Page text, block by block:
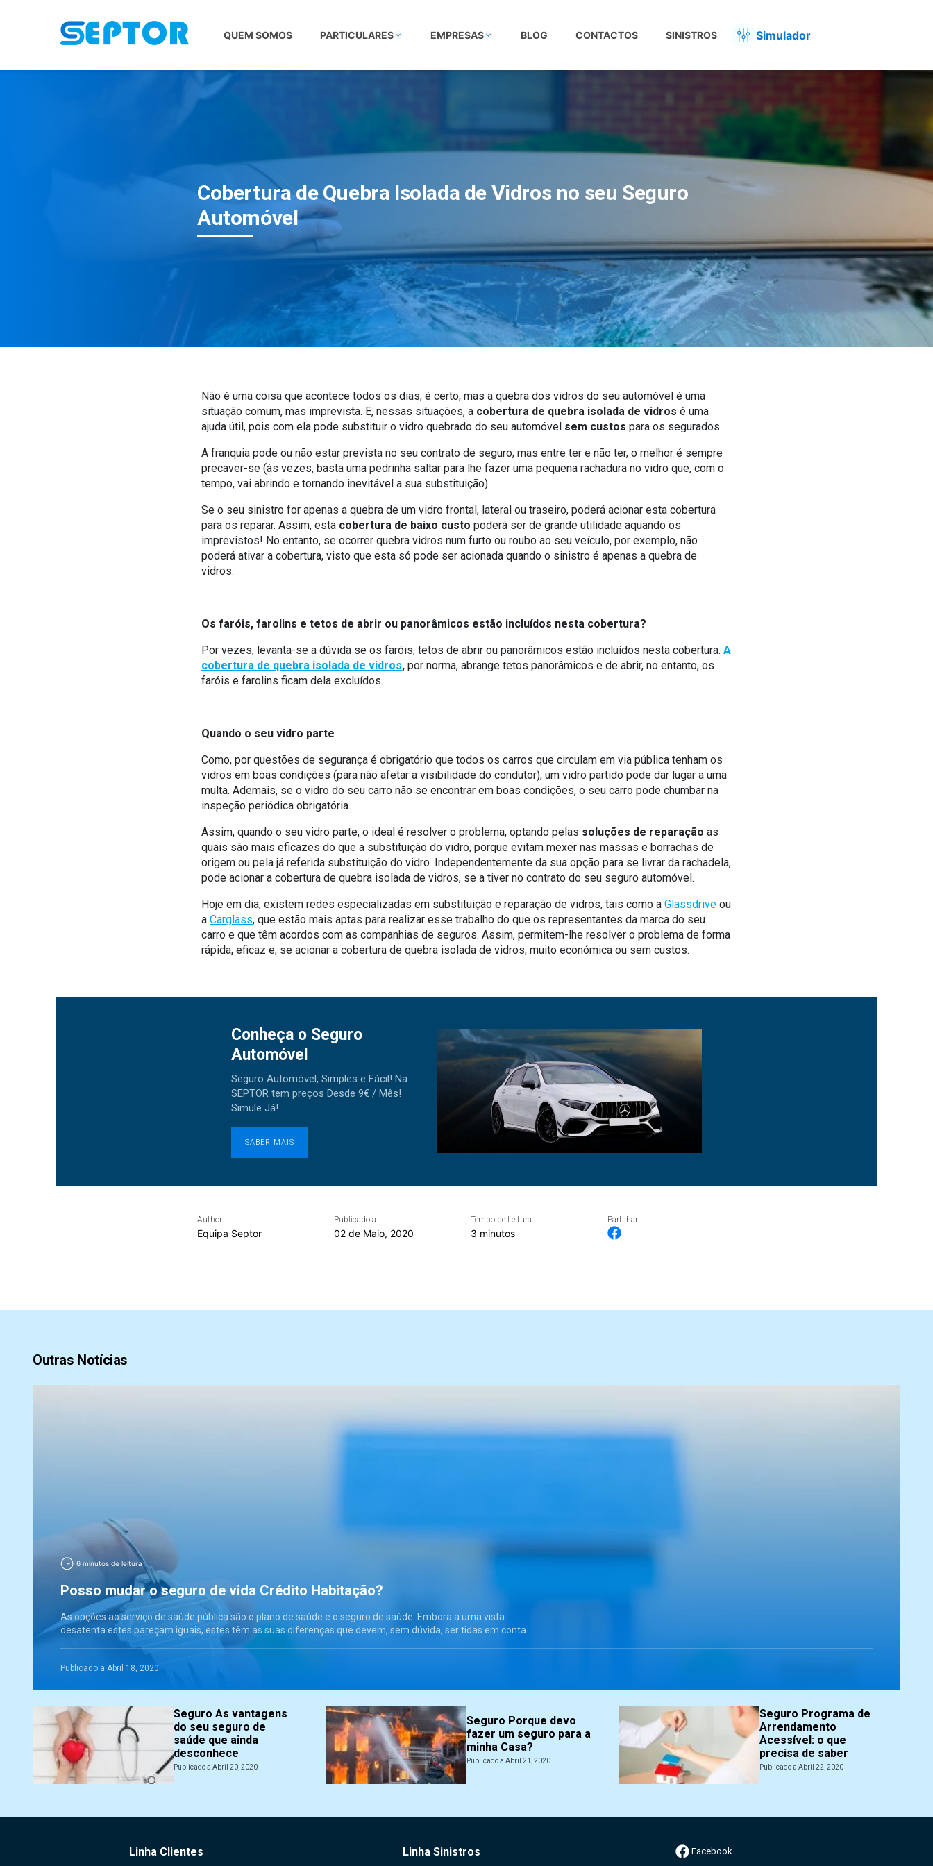
QUEM SOMOS PARTICULARES EMPRESAS BLOG CONTACTOS SINISTROS Simulador
Cobertura de Quebra Isolada de Vidros no seu Seguro
Automóvel
Não é uma coisa que acontece todos os dias, é certo, mas a quebra dos vidros do seu automóvel é uma
situação comum, mas imprevista. E, nessas situações, a cobertura de quebra isolada de vidros é uma
ajuda útil, pois com ela pode substituir o vidro quebrado do seu automóvel sem custos para os segurados.
A franquia pode ou não estar prevista no seu contrato de seguro, mas entre ter e não ter, o melhor é sempre
precaver-se (às vezes, basta uma pedrinha saltar para lhe fazer uma pequena rachadura no vidro que, com o
tempo, vai abrindo e tornando inevitável a sua substituição).
Se o seu sinistro for apenas a quebra de um vidro frontal, lateral ou traseiro, poderá acionar esta cobertura
para os reparar. Assim, esta cobertura de baixo custo poderá ser de grande utilidade aquando os
imprevistos! No entanto, se ocorrer quebra vidros num furto ou roubo ao seu veículo, por exemplo, não
poderá ativar a cobertura, visto que esta só pode ser acionada quando o sinistro é apenas a quebra de
vidros.
Os faróis, farolins e tetos de abrir ou panorâmicos estão incluídos nesta cobertura?
Por vezes, levanta-se a dúvida se os faróis, tetos de abrir ou panorâmicos estão incluídos nesta cobertura. A
cobertura de quebra isolada de vidros, por norma, abrange tetos panorâmicos e de abrir, no entanto, os
faróis e farolins ficam dela excluídos.
Quando o seu vidro parte
Como, por questões de segurança é obrigatório que todos os carros que circulam em via pública tenham os
vidros em boas condições (para não afetar a visibilidade do condutor), um vidro partido pode dar lugar a uma
multa. Ademais, se o vidro do seu carro não se encontrar em boas condições, o seu carro pode chumbar na
inspeção periódica obrigatória.
Assim, quando o seu vidro parte, o ideal é resolver o problema, optando pelas soluções de reparação as
quais são mais eficazes do que a substituição do vidro, porque evitam mexer nas massas e borrachas de
origem ou pela já referida substituição do vidro. Independentemente da sua opção para se livrar da rachadela,
pode acionar a cobertura de quebra isolada de vidros, se a tiver no contrato do seu seguro automóvel.
Hoje em dia, existem redes especializadas em substituição e reparação de vidros, tais como a Glassdrive ou
a Carglass, que estão mais aptas para realizar esse trabalho do que os representantes da marca do seu
carro e que têm acordos com as companhias de seguros. Assim, permitem-lhe resolver o problema de forma
rápida, eficaz e, se acionar a cobertura de quebra isolada de vidros, muito económica ou sem custos.
Conheça o Seguro
Automóvel
Seguro Automóvel, Simples e Fácil! Na
SEPTOR tem preços Desde 9€ / Mês!
Simule Já!
SABER MAIS
Author
Equipa Septor
Publicado a
02 de Maio, 2020
Tempo de Leitura
3 minutos
Partilhar
Outras Notícias
6 minutos de leitura
Posso mudar o seguro de vida Crédito Habitação?
As opções ao serviço de saúde pública são o plano de saúde e o seguro de saúde. Embora a uma vista
desatenta estes pareçam iguais, estes têm as suas diferenças que devem, sem dúvida, ser tidas em conta.
Publicado a Abril 18, 2020
Seguro As vantagens
do seu seguro de
saúde que ainda
desconhece
Publicado a Abril 20, 2020
Seguro Porque devo
fazer um seguro para a
minha Casa?
Publicado a Abril 21, 2020
Seguro Programa de
Arrendamento
Acessível: o que
precisa de saber
Publicado a Abril 22, 2020
Linha Clientes Linha Sinistros Facebook